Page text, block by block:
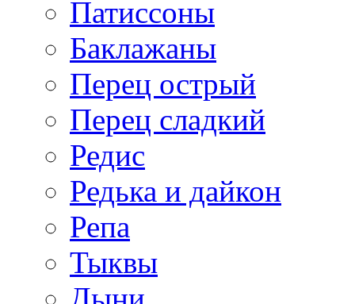
Патиссоны
Баклажаны
Перец острый
Перец сладкий
Редис
Редька и дайкон
Репа
Тыквы